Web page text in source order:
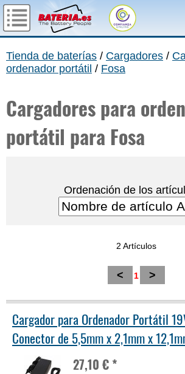
Tienda de baterías / Cargadores /
ordenador portátil / Fosa
Cargadores para
portátil para Fosa
Ordenación de los
2 Artículos
< 1 >
Cargador para Ordenador Portátil
Conector de 5,5mm x 2,1mm x
27,10 € *